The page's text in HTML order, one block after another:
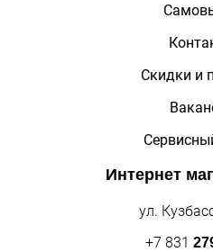
Скидки и
Интернет
ул.
+7 831